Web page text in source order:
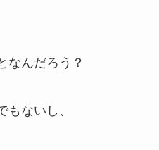
なんだろう？
もないし、